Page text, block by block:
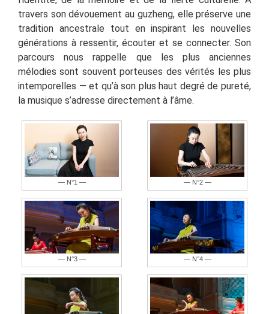
travers son dévouement au guzheng, elle préserve une
tradition ancestrale tout en inspirant les nouvelles
générations à ressentir, écouter et se connecter. Son
parcours nous rappelle que les plus anciennes
mélodies sont souvent porteuses des vérités les plus
intemporelles — et qu’à son plus haut degré de pureté,
la musique s’adresse directement à l’âme.
— N°1 — — N°2 —
— N°3 — — N°4 —